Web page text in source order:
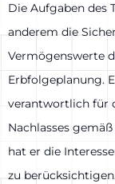
Die Aufgaben des
anderem die
Vermögenswerte
Erbfolgeplanung.
verantwortlich für
Nachlasses
hat er die
zu